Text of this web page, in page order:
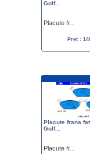
Golf...
Placute fr...
Pret :
Placute frana
Golf...
Placute fr...